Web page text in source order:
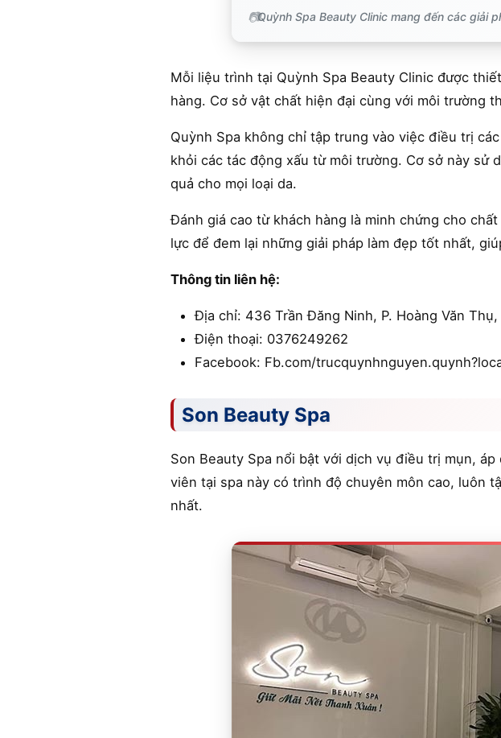
Quỳnh Spa Beauty Clinic mang đến các giải
Mỗi liệu trình tại Quỳnh Spa Beauty Clinic được
hàng. Cơ sở vật chất hiện đại cùng với môi trường
Quỳnh Spa không chỉ tập trung vào việc điều trị
khỏi các tác động xấu từ môi trường. Cơ sở này sử
quả cho mọi loại da.
Đánh giá cao từ khách hàng là minh chứng cho
lực để đem lại những giải pháp làm đẹp tốt nhất,
Thông tin liên hệ:
Địa chỉ: 436 Trần Đăng Ninh, P. Hoàng Văn Thụ,
Điện thoại: 0376249262
Facebook: Fb.com/
Son Beauty Spa
Son Beauty Spa nổi bật với dịch vụ điều trị mụn,
viên tại spa này có trình độ chuyên môn cao, luôn
nhất.